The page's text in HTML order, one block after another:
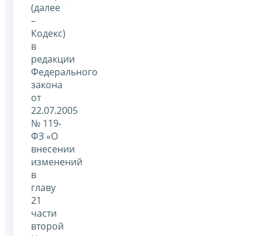
(далее
–
Кодекс)
в
редакции
Федерального
закона
от
22.07.2005
№ 119-
ФЗ «О
внесении
изменений
в
главу
21
части
второй